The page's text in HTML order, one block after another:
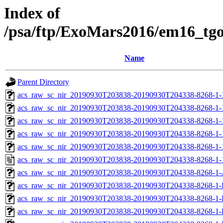
Index of
/psa/ftp/ExoMars2016/
Name
Parent Directory
acs_raw_sc_nir_20190930T203838-20190930T204338-8268-
acs_raw_sc_nir_20190930T203838-20190930T204338-8268-
acs_raw_sc_nir_20190930T203838-20190930T204338-8268-
acs_raw_sc_nir_20190930T203838-20190930T204338-8268-
acs_raw_sc_nir_20190930T203838-20190930T204338-8268-
acs_raw_sc_nir_20190930T203838-20190930T204338-8268-
acs_raw_sc_nir_20190930T203838-20190930T204338-8268-
acs_raw_sc_nir_20190930T203838-20190930T204338-8268-
acs_raw_sc_nir_20190930T203838-20190930T204338-8268-
acs_raw_sc_nir_20190930T203838-20190930T204338-8268-